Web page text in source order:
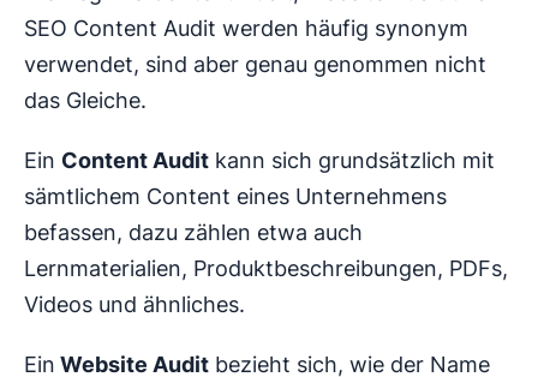
SEO Content Audit werden häufig synonym
verwendet, sind aber genau genommen nicht
das Gleiche.
Ein Content Audit kann sich grundsätzlich mit
sämtlichem Content eines Unternehmens
befassen, dazu zählen etwa auch
Lernmaterialien, Produktbeschreibungen, PDFs,
Videos und ähnliches.
Ein Website Audit bezieht sich, wie der Name